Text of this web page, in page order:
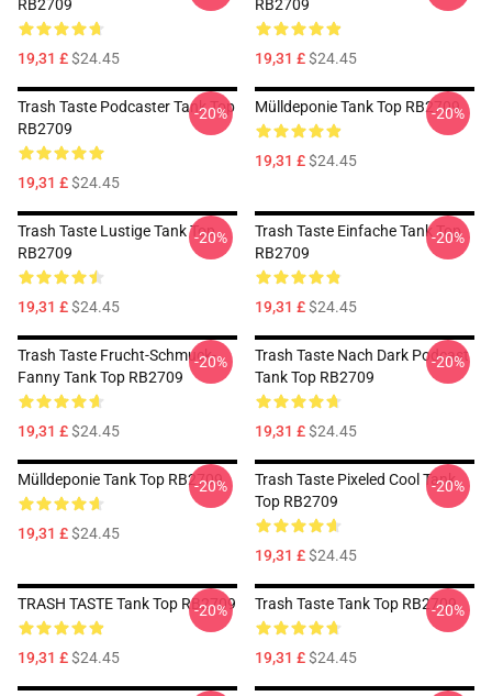
RB2709
19,31 £$24.45
RB2709
19,31 £$24.45
Trash Taste Podcaster Tank Top
RB2709
19,31 £$24.45
-20% Mülldeponie Tank Top RB2709
19,31 £$24.45
-20%
Trash Taste Lustige Tank Top
RB2709
19,31 £$24.45
-20%
Trash Taste Einfache Tank Top
RB2709
19,31 £$24.45
-20%
Trash Taste Frucht-Schmuck-
Fanny Tank Top RB2709
19,31 £$24.45
-20%
Trash Taste Nach Dark Podcast
Tank Top RB2709
19,31 £$24.45
-20%
Mülldeponie Tank Top RB2709
19,31 £$24.45
-20%
Trash Taste Pixeled Cool Tank
Top RB2709
19,31 £$24.45
-20%
TRASH TASTE Tank Top RB2709
19,31 £$24.45
-20% Trash Taste Tank Top RB2709
19,31 £$24.45
-20%